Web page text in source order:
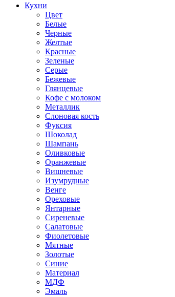
Кухни
Цвет
Белые
Черные
Желтые
Красные
Зеленые
Серые
Бежевые
Глянцевые
Кофе с молоком
Металлик
Слоновая кость
Фуксия
Шоколад
Шампань
Оливковые
Оранжевые
Вишневые
Изумрудные
Венге
Ореховые
Янтарные
Сиреневые
Салатовые
Фиолетовые
Мятные
Золотые
Синие
Материал
МДФ
Эмаль